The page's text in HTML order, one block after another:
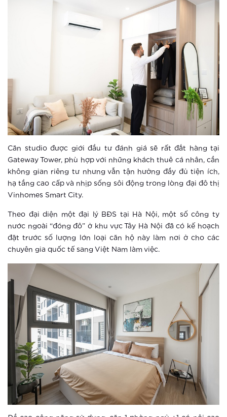
Căn studio được giới đầu tư đánh giá sẽ rất đắt hàng tại
Gateway Tower, phù hợp với những khách thuê cá nhân, cần
không gian riêng tư nhưng vẫn tận hưởng đầy đủ tiện ích,
hạ tầng cao cấp và nhịp sống sôi động trong lòng đại đô thị
Vinhomes Smart City.
Theo đại diện một đại lý BĐS tại Hà Nội, một số công ty
nước ngoài “đóng đô” ở khu vực Tây Hà Nội đã có kế hoạch
đặt trước số lượng lớn loại căn hộ này làm nơi ở cho các
chuyên gia quốc tế sang Việt Nam làm việc.
Bất động sản mùa dịch, sẵn tiền mua
nhà lúc giá hời
Vì sao giới nhà giàu mua bất động
sản tích trữ giữa đại dịch covid-19?
Xem thêm
Giải mã nguyên nhân Vinhomes luôn
là thương hiệu BĐS số 1 Việt Nam
Xem thêm
Hà Nội cấp sổ đỏ chung cư cho hàng
loạt tổ chức, cá nhân nước ngoài
Xem thêm
Phụ huynh gian nan tìm không gian
cho con phát triển toàn diện
Xem thêm
Đầu tư bất động sản cuối năm 2019:
Yếu tố nào giúp dự án đem lại lợi
nhuận khủng
Xem thêm
Chuẩn sống đẳng cấp ở Hà thành
thay đổi như thế nào?